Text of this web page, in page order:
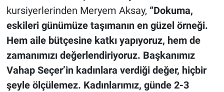
kursiyerlerinden Meryem Aksay, “Dokuma,
eskileri günümüze taşımanın en güzel örneği.
Hem aile bütçesine katkı yapıyoruz, hem de
zamanımızı değerlendiriyoruz. Başkanımız
Vahap Seçer’in kadınlara verdiği değer, hiçbir
şeyle ölçülemez. Kadınlarımız, günde 2-3